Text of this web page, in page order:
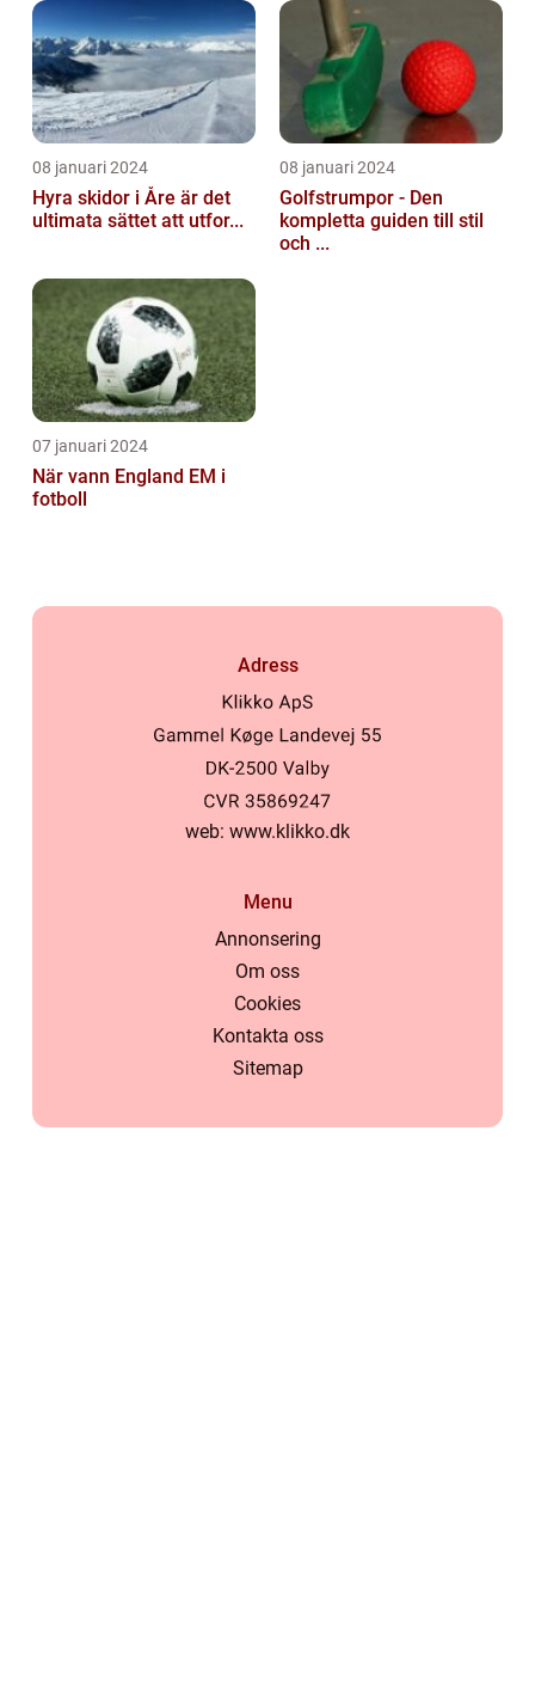
08 januari 2024
Hyra skidor i Åre är det
ultimata sättet att utfor...
08 januari 2024
Golfstrumpor - Den
kompletta guiden till stil
och ...
07 januari 2024
När vann England EM i
fotboll
Adress
web: www.klikko.dk
Menu
Annonsering
Om oss
Cookies
Kontakta oss
Sitemap